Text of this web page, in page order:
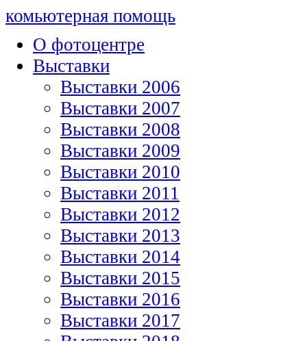
комьютерная помощь
О фотоцентре
Выставки
Выставки 2006
Выставки 2007
Выставки 2008
Выставки 2009
Выставки 2010
Выставки 2011
Выставки 2012
Выставки 2013
Выставки 2014
Выставки 2015
Выставки 2016
Выставки 2017